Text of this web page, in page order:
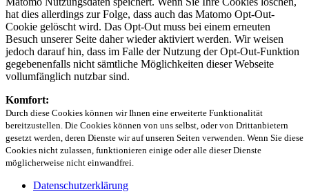
hat dies allerdings zur Folge, dass auch das Matomo Opt-Out-
Cookie gelöscht wird. Das Opt-Out muss bei einem erneuten
Besuch unserer Seite daher wieder aktiviert werden. Wir weisen
jedoch darauf hin, dass im Falle der Nutzung der Opt-Out-Funktion
gegebenenfalls nicht sämtliche Möglichkeiten dieser Webseite
vollumfänglich nutzbar sind.
Komfort:
Durch diese Cookies können wir Ihnen eine erweiterte Funktionalität
bereitzustellen. Die Cookies können von uns selbst, oder von Drittanbietern
gesetzt werden, deren Dienste wir auf unseren Seiten verwenden. Wenn Sie diese
Cookies nicht zulassen, funktionieren einige oder alle dieser Dienste
möglicherweise nicht einwandfrei.
Datenschutzerklärung